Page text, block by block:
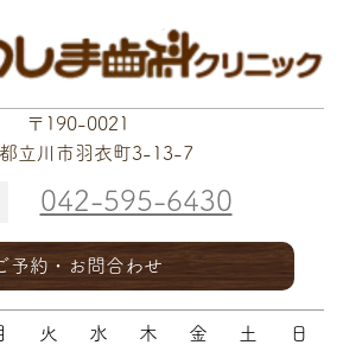
〒190-0021
立川市羽衣町3-13-7
042-595-6430
予約・お問合わせ
火 水 木 金 土 日